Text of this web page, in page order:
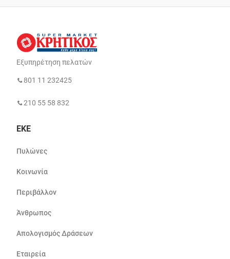
Εξυπηρέτηση πελατών
801 11 232425
210 55 58 832
ΕΚΕ
Πυλώνες
Κοινωνία
Περιβάλλον
Άνθρωπος
Απολογισμός Δράσεων
Εταιρεία